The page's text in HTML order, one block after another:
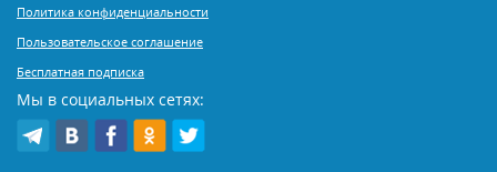
Политика конфиденциальности
Пользовательское соглашение
Бесплатная подписка
Мы в социальных сетях: